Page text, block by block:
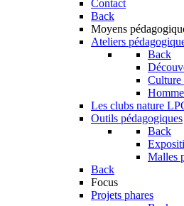
Contact
Back
Moyens
Ateliers
Back
Culture
Les clubs nature
Outils pédagogiques
Back
Malles
Back
Focus
Projets phares